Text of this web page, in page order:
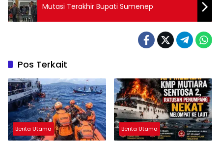
Mutasi Terakhir Bupati Sumenep
Pos Terkait
Berita Utama Berita Utama